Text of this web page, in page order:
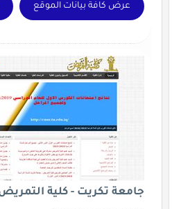
عرض كافة بيانات الموقع
جامعة تكريت - كلية التمريض